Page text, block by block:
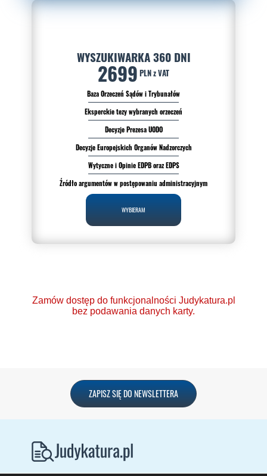
WYSZUKIWARKA 360 DNI
2699 PLN z VAT
Baza Orzeczeń Sądów i Trybunałów
Eksperckie tezy wybranych orzeczeń
Decyzje Prezesa UODO
Decyzje Europejskich Organów Nadzorczych
Wytyczne i Opinie EDPB oraz EDPS
Źródło argumentów w postępowaniu administracyjnym
WYBIERAM
Zamów dostęp do funkcjonalności Judykatura.pl
bez podawania danych karty.
Ponad 2000 orzeczeń
o Ochronie Danych
Codzienna aktualizacja
ZAPISZ SIĘ DO NEWSLETTERA